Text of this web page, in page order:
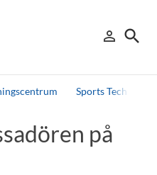
person_outline
Logga in
search
Sök
Sports Tech
testdata
på